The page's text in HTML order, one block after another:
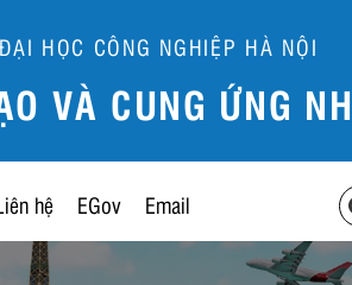
ĐẠI HỌC CÔNG NGHIỆP HÀ NỘI
VÀ CUNG ỨNG
hệ EGov Email